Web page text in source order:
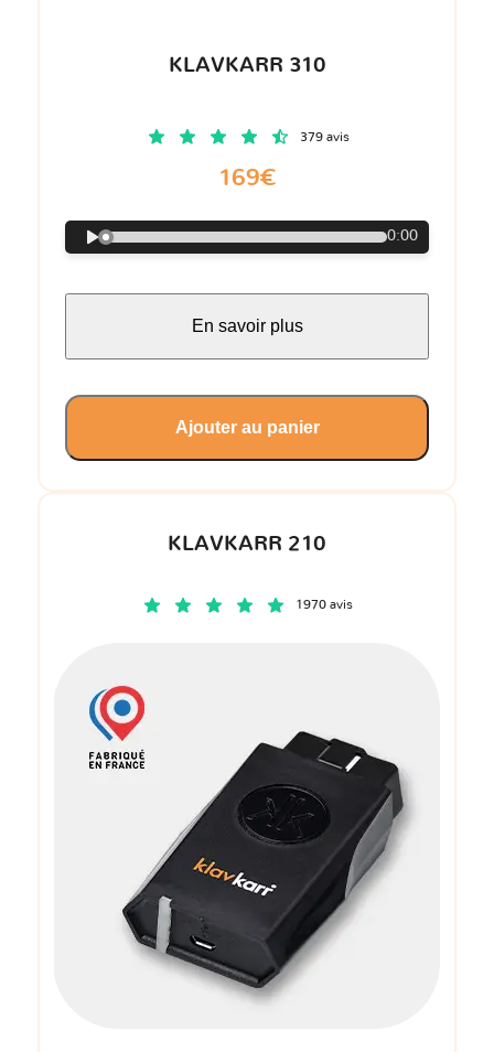
KLAVKARR 210
1970 avis
KLAVKARR 310
379 avis
169€
0:00
En savoir plus
Ajouter au panier